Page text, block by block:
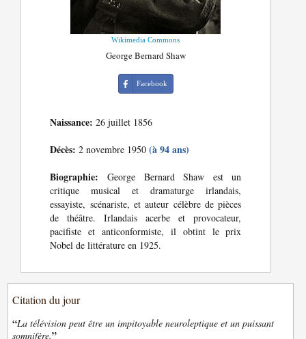
Wikimedia Commons
George Bernard Shaw
Facebook
Naissance: 26 juillet 1856
Décès: 2 novembre 1950(à 94 ans)
Biographie: George Bernard Shaw est un
critique musical et dramaturge irlandais,
essayiste, scénariste, et auteur célèbre de pièces
de théâtre. Irlandais acerbe et provocateur,
pacifiste et anticonformiste, il obtint le prix
Nobel de littérature en 1925.
Citation du jour
“La télévision peut être un impitoyable neuroleptique et un puissant
somnifère.”